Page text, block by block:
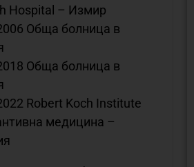
Hospital – Измир
Обща болница в
Обща болница в
Robert Koch Institute
медицина –